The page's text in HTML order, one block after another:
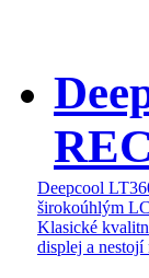
Deepcool
širokoúhlým
Klasické
displej a nestojí